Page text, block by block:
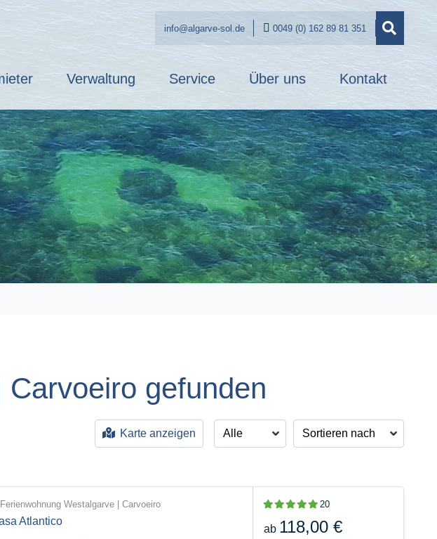
info@algarve-sol.de 0049 (0) 162 89 81 351
Verwaltung Service Über uns Kontakt
gefunden
Karte anzeigen
Ferienwohnung Westalgarve | Carvoeiro
Atlantico
20
ab 118,00 €